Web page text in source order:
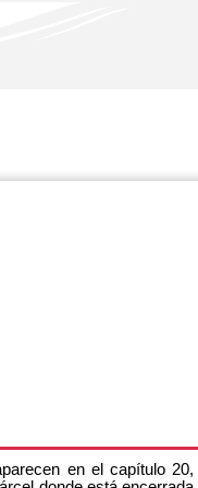
en el capítulo 20,